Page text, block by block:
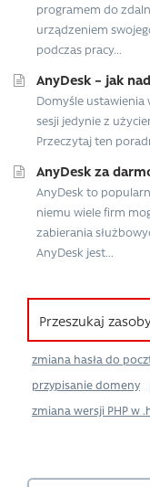
programem do
urządzeniem
podczas pracy...
AnyDesk – jak
Domyśle ustawienia
sesji jedynie z
Przeczytaj ten
AnyDesk za
AnyDesk to
niemu wiele firm
zabierania
AnyDesk jest...
zmiana hasła do
przypisanie domeny
zmiana wersji PHP w